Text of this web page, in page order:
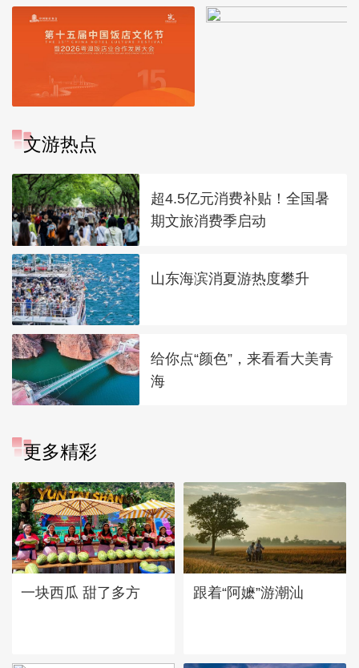
文游热点
超4.5亿元消费补贴！全国暑
期文旅消费季启动
山东海滨消夏游热度攀升
给你点“颜色”，来看看大美青
海
更多精彩
一块西瓜 甜了多方 跟着“阿嬷”游潮汕